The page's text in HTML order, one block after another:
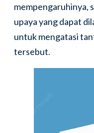
mempengaruhinya,
upaya yang dapat
untuk mengatasi
tersebut.